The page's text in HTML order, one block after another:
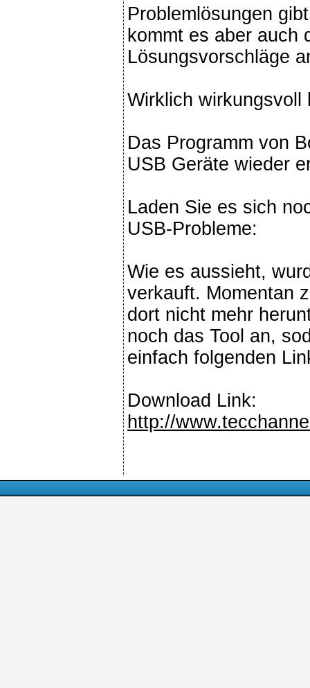
Problemlösungen
kommt es aber auch
Lösungsvorschläge
Wirklich
Das Programm von
USB Geräte wieder
Laden Sie es sich
USB-Probleme:
Wie es aussieht,
verkauft. Momentan
dort nicht mehr
noch das Tool an,
einfach folgenden
Download Link:
http://